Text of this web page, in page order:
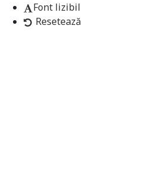
Font lizibil
Resetează